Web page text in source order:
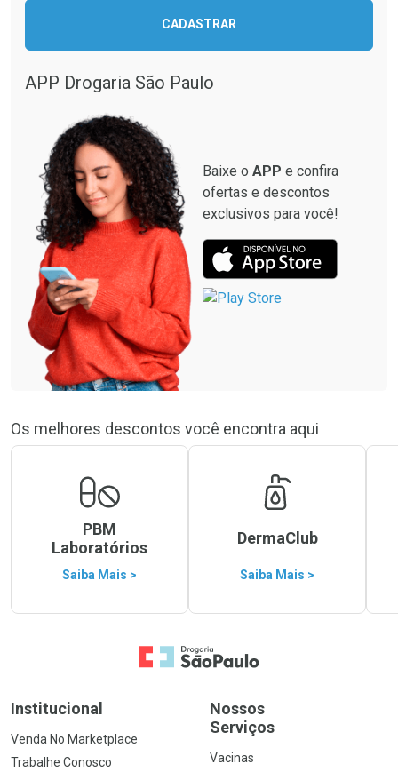
CADASTRAR
APP Drogaria São Paulo
Baixe o APP e confira
ofertas e descontos
exclusivos para você!
Os melhores descontos você encontra aqui
PBM
Laboratórios
Saiba Mais >
DermaClub
Saiba Mais >
Ir para a Home
Institucional
Venda No Marketplace
Trabalhe Conosco
Nossos
Serviços
Vacinas